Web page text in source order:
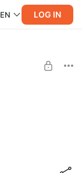
EN LOG IN